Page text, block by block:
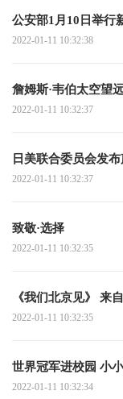
公安部1月10日举行
2022-01-11 10:32:38
詹姆斯·韦伯太空望
2022-01-11 10:32:37
日美联合委员会发
2022-01-11 10:32:37
致敬·选择
2022-01-11 10:32:35
《我们北京见》 来
2022-01-11 10:32:35
世界冠军进校园 小
2022-01-11 10:32:34